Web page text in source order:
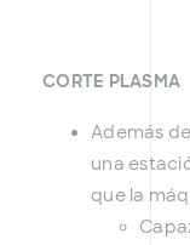
CORTE PLASMA
Además
una
que la